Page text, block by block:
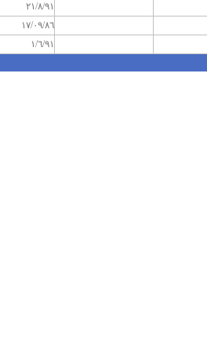
٢١/٨/٩١
١٧/٠٩/٨٦
١/٦/٩١